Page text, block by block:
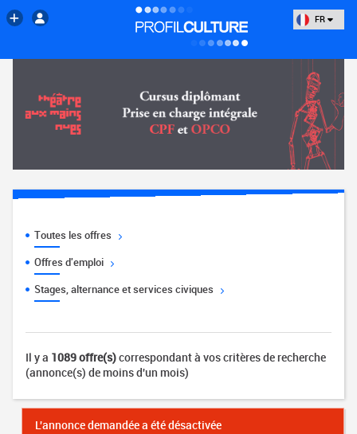
FR
Toutes les offres
Offres d'emploi
Stages, alternance et services civiques
Il y a 1089 offre(s)correspondant à vos critères de recherche
(annonce(s) de moins d'un mois)
L'annonce demandée a été désactivée